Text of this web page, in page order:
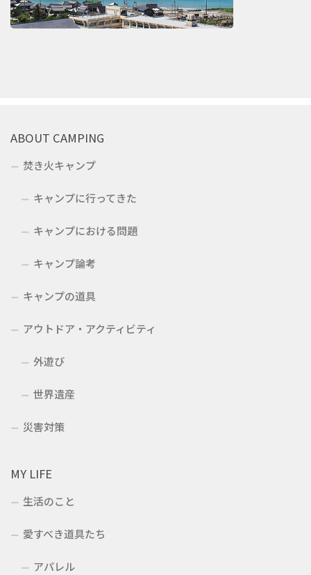
ABOUT CAMPING
焚き火キャンプ
キャンプに行ってきた
キャンプにおける問題
キャンプ論考
キャンプの道具
アウトドア・アクティビティ
外遊び
世界遺産
災害対策
MY LIFE
生活のこと
愛すべき道具たち
アパレル